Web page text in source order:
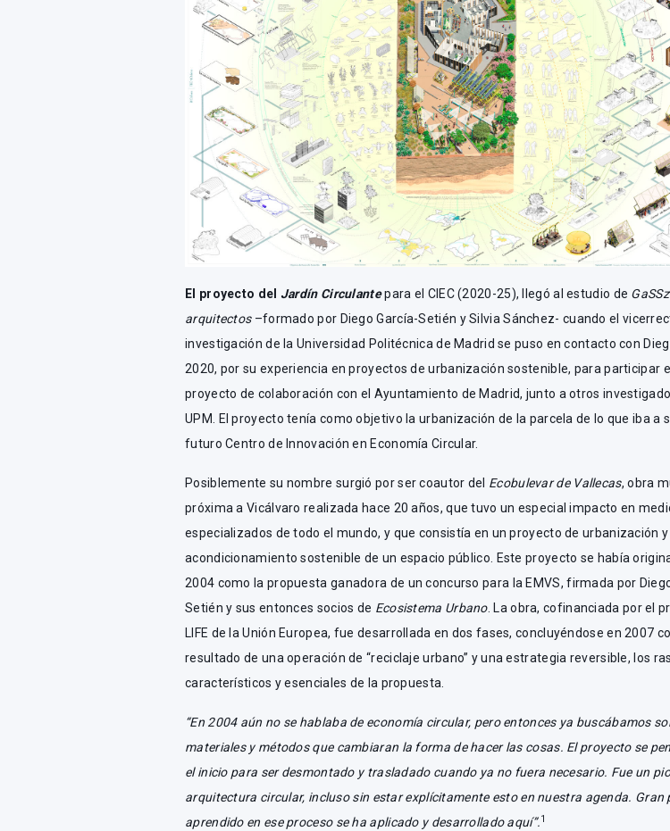
El proyecto del Jardín Circulante para el CIEC (2020-25), llegó al estudio de GaSSz
arquitectos–formado por Diego García-Setién y Silvia Sánchez- cuando el
investigación de la Universidad Politécnica de Madrid se puso en contacto con
2020, por su experiencia en proyectos de urbanización sostenible, para participar
proyecto de colaboración con el Ayuntamiento de Madrid, junto a otros
UPM. El proyecto tenía como objetivo la urbanización de la parcela de lo que iba a
futuro Centro de Innovación en Economía Circular.
Posiblemente su nombre surgió por ser coautor del Ecobulevar de Vallecas, obra
próxima a Vicálvaro realizada hace 20 años, que tuvo un especial impacto en
especializados de todo el mundo, y que consistía en un proyecto de urbanización y
acondicionamiento sostenible de un espacio público. Este proyecto se había
2004 como la propuesta ganadora de un concurso para la EMVS, firmada por
Setién y sus entonces socios de Ecosistema Urbano. La obra, cofinanciada por el
LIFE de la Unión Europea, fue desarrollada en dos fases, concluyéndose en 2007
resultado de una operación de “reciclaje urbano” y una estrategia reversible, los
característicos y esenciales de la propuesta.
“En 2004 aún no se hablaba de economía circular, pero entonces ya buscábamos
materiales y métodos que cambiaran la forma de hacer las cosas. El proyecto se
el inicio para ser desmontado y trasladado cuando ya no fuera necesario. Fue un
arquitectura circular, incluso sin estar explícitamente esto en nuestra agenda. Gran
aprendido en ese proceso se ha aplicado y desarrollado aquí”.1